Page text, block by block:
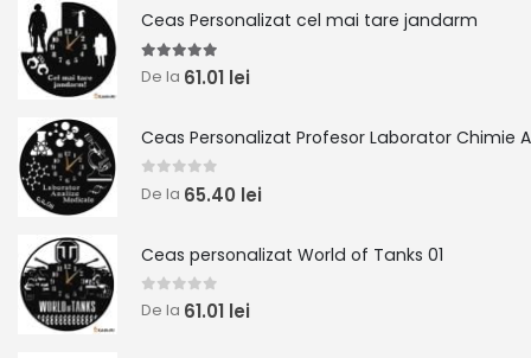
Ceas Personalizat cel mai tare jandarm
out of 5
De la 61.01 lei
out of 5
De la 65.40 lei
Ceas personalizat World of Tanks 01
0 out of 5
De la 61.01 lei